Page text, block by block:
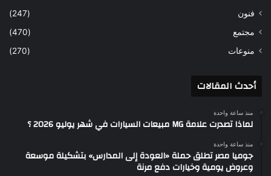
فنون
(247)
مجتمع
(470)
منوعات
(270)
أحدث المقالات
منذ ساعة واحدة
لماذا تصدرت علامة MG مبيعات السيارات في شهر يوليو 2026 ؟
منذ ساعة واحدة
جوميا مصر تطلق حملة «العودة إلى المدارس» بتشكيلة موسعة
وعروض يومية وخيارات دفع مرنة